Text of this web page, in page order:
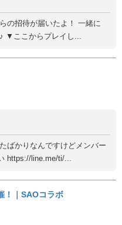
の招待が届いたよ！ 一緒に
♪ ▼ここからプレイし...
ばかりなんですけどメンバー
https://line.me/ti/...
！｜SAOコラボ